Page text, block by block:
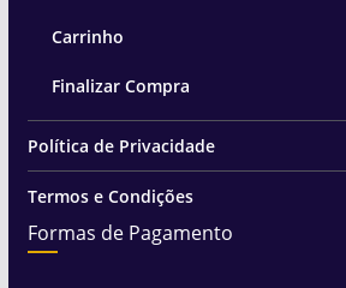
Carrinho
Finalizar Compra
Política de Privacidade
Termos e Condições
Formas de Pagamento